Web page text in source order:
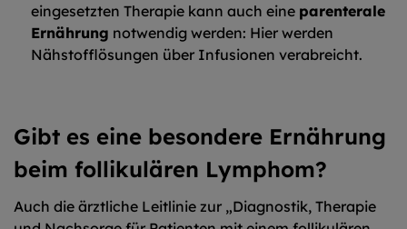
eingesetzten Therapie kann auch eine parenterale
Ernährung notwendig werden: Hier werden
Nähstofflösungen über Infusionen verabreicht.
Gibt es eine besondere Ernährung
beim follikulären Lymphom?
Auch die ärztliche Leitlinie zur „Diagnostik, Therapie